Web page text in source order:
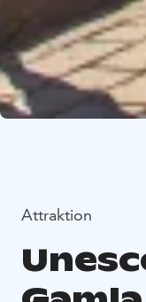
Attraktion